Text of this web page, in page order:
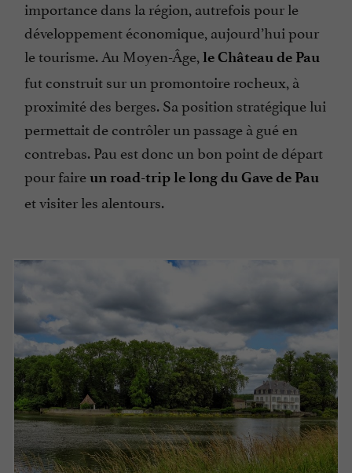
importance dans la région, autrefois pour le
développement économique, aujourd’hui pour
le tourisme. Au Moyen-Âge, le Château de Pau
fut construit sur un promontoire rocheux, à
proximité des berges. Sa position stratégique lui
permettait de contrôler un passage à gué en
contrebas. Pau est donc un bon point de départ
pour faireun road-trip le long du Gave de Pau
et visiter les alentours.